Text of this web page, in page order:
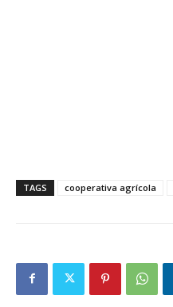
TAGS cooperativa agrícola